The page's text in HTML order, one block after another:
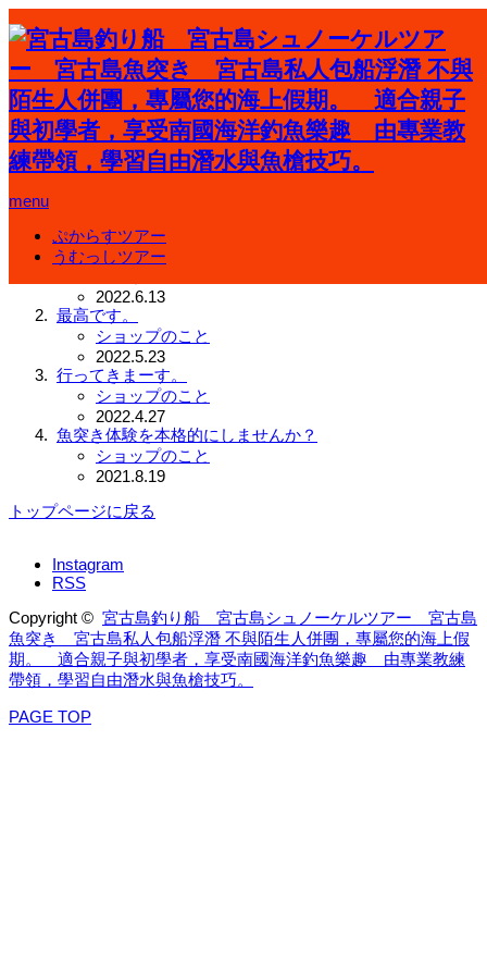
menu
ぷからすツアー
うむっしツアー
ホーム
魚突きツアー
魚突きツアー
宮古島魚突き最高♫
2022.6.13
最高です。
ショップのこと
2022.5.23
行ってきまーす。
ショップのこと
2022.4.27
魚突き体験を本格的にしませんか？
ショップのこと
2021.8.19
トップページに戻る
Instagram
RSS
Copyright © 宮古島釣り船 宮古島シュノーケルツアー 宮古島
魚突き 宮古島私人包船浮潛 不與陌生人併團，專屬您的海上假
期。 適合親子與初學者，享受南國海洋釣魚樂趣 由專業教練
帶領，學習自由潛水與魚槍技巧。
PAGE TOP